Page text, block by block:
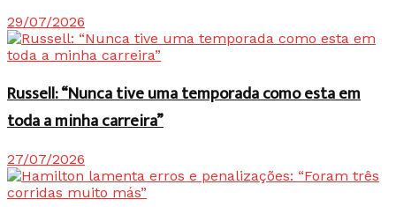
29/07/2026
Russell: “Nunca tive uma temporada como esta em
toda a minha carreira”
27/07/2026